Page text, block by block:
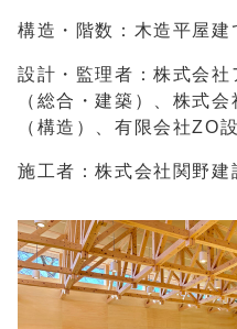
構造・階数：木造平屋建
設計・監理者：株式会
（総合・建築）、株式
（構造）、有限会社ZO
施工者：株式会社関野建